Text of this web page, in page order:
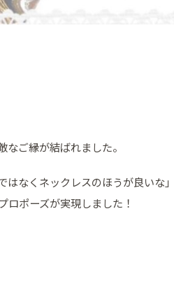
ご縁が結ばれました。
なくネックレスのほうが良いな」
ロポーズが実現しました！